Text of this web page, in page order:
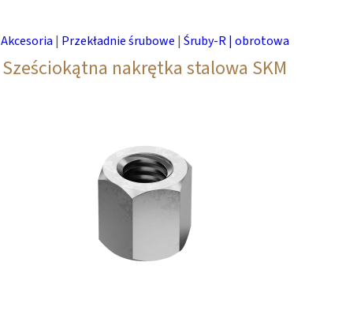
Akcesoria | Przekładnie śrubowe | Śruby-R | obrotowa
Sześciokątna nakrętka stalowa SKM